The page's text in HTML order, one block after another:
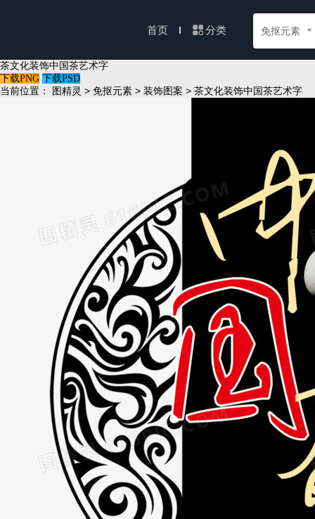
首页 分类 免抠元素
茶文化装饰中国茶艺术字
下载PNG 下载PSD
当前位置： 图精灵 > 免抠元素 > 装饰图案 > 茶文化装饰中国茶艺术字